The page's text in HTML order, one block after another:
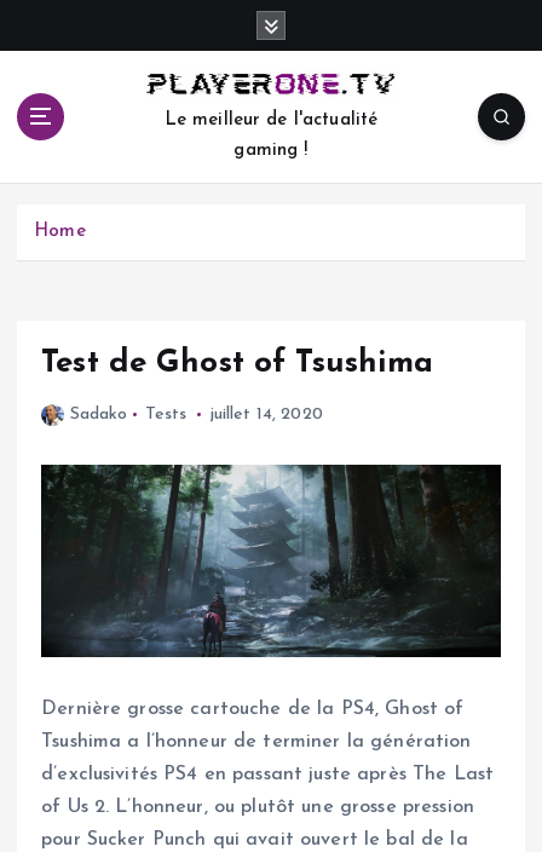
c
Le meilleur de l'actualité
gaming !
Home
Test de Ghost of Tsushima
Sadako Tests juillet 14, 2020
Dernière grosse cartouche de la PS4, Ghost of
Tsushima a l’honneur de terminer la génération
d’exclusivités PS4 en passant juste après The Last
of Us 2. L’honneur, ou plutôt une grosse pression
pour Sucker Punch qui avait ouvert le bal de la